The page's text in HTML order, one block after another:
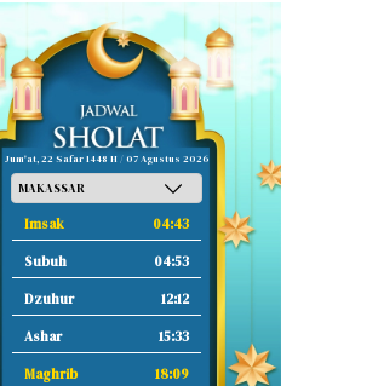
Jum'at, 22 Safar 1448 H / 07 Agustus 2026
Imsak 04:43
Subuh 04:53
Dzuhur 12:12
Ashar 15:33
Maghrib 18:09